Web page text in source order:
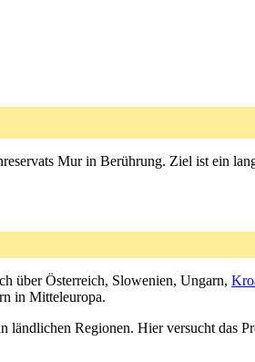
Mur in Berührung. Ziel ist ein
über Österreich, Slowenien, Ungarn,
in Mitteleuropa.
Regionen. Hier versucht das